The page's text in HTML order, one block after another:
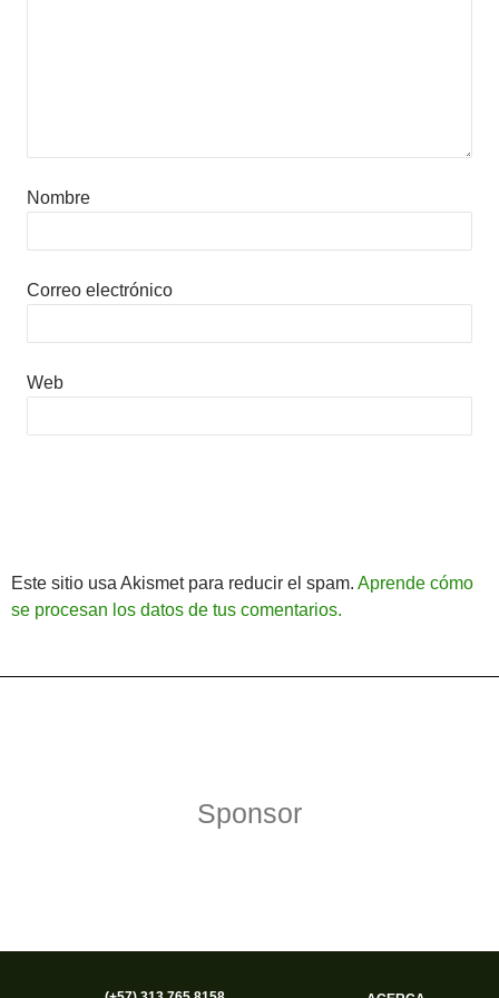
Nombre
Correo electrónico
Web
Este sitio usa Akismet para reducir el spam. Aprende cómo
se procesan los datos de tus comentarios.
Sponsor